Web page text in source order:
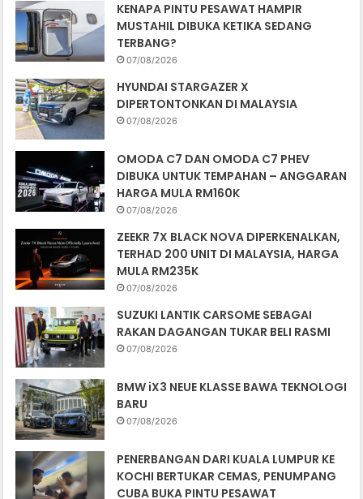
KENAPA PINTU PESAWAT HAMPIR
MUSTAHIL DIBUKA KETIKA SEDANG
TERBANG?
07/08/2026
HYUNDAI STARGAZER X
DIPERTONTONKAN DI MALAYSIA
07/08/2026
OMODA C7 DAN OMODA C7 PHEV
DIBUKA UNTUK TEMPAHAN – ANGGARAN
HARGA MULA RM160K
07/08/2026
ZEEKR 7X BLACK NOVA DIPERKENALKAN,
TERHAD 200 UNIT DI MALAYSIA, HARGA
MULA RM235K
07/08/2026
SUZUKI LANTIK CARSOME SEBAGAI
RAKAN DAGANGAN TUKAR BELI RASMI
07/08/2026
BMW iX3 NEUE KLASSE BAWA TEKNOLOGI
BARU
07/08/2026
PENERBANGAN DARI KUALA LUMPUR KE
KOCHI BERTUKAR CEMAS, PENUMPANG
CUBA BUKA PINTU PESAWAT